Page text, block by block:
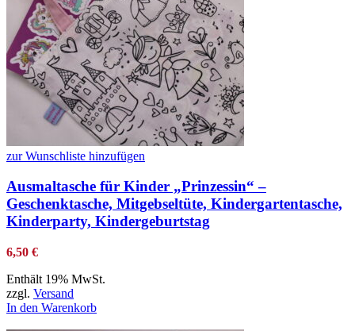
zur Wunschliste hinzufügen
Ausmaltasche für Kinder „Prinzessin“ –
Geschenktasche, Mitgebseltüte, Kindergartentasche,
Kinderparty, Kindergeburtstag
6,50 €
Enthält 19% MwSt.
zzgl. Versand
In den Warenkorb